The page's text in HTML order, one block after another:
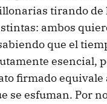
tirando de
ambos
que el
esencial,
firmado
se esfuman. Por